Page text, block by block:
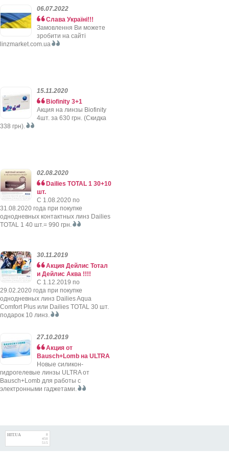
06.07.2022
Слава Україні!!!
Замовлення Ви можете
зробити на сайті
linzmarket.com.ua
15.11.2020
Biofinity 3+1
Акция на линзы Biofinity
4шт. за 630 грн. (Скидка
338 грн).
02.08.2020
Dailies TOTAL 1 30+10
шт.
C 1.08.2020 по
31.08.2020 года при покупке
однодневных контактных линз Dailies
TOTAL 1 40 шт.= 990 грн.
30.11.2019
Акция Дейлис Тотал
и Дейлис Аква !!!!
C 1.12.2019 по
29.02.2020 года при покупке
однодневных линз Dailies Aqua
Comfort Plus или Dailies TOTAL 30 шт.
подарок 10 линз.
27.10.2019
Акция от
Bausch+Lomb на ULTRA
Новые силикон-
гидрогелевые линзы ULTRA от
Bausch+Lomb для работы с
электронными гаджетами.
HIT.UA
8
450
515